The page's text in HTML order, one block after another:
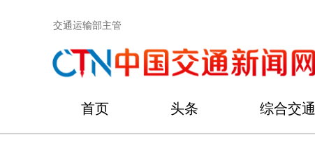
交通运输部主管
首页 头条 综合交通